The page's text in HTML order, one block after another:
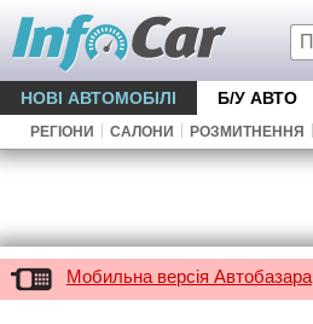
НОВІ АВТОМОБІЛІ Б/У АВТО
РЕГІОНИ САЛОНИ РОЗМИТНЕННЯ
Мобильна версія Автобазара